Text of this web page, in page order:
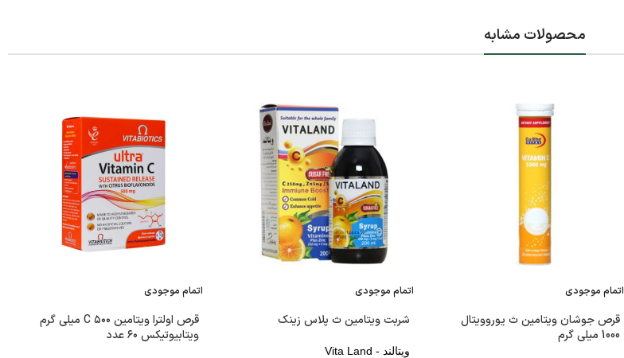
محصولات مشابه
اتمام موجودی
قرص جوشان ویتامین ث یوروویتال
1000 میلی گرم
اتمام موجودی
شربت ویتامین ث پلاس زینک
ویتالند - Vita Land
اتمام موجودی
قرص اولترا ویتامین C ۵۰۰ میلی گرم
ویتابیوتیکس ۶۰ عدد